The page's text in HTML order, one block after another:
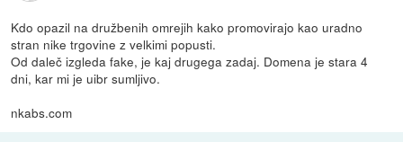
Kdo opazil na družbenih omrejih kako promovirajo kao uradno
stran nike trgovine z velkimi popusti.
Od daleč izgleda fake, je kaj drugega zadaj. Domena je stara 4
dni, kar mi je uibr sumljivo.
nkabs.com